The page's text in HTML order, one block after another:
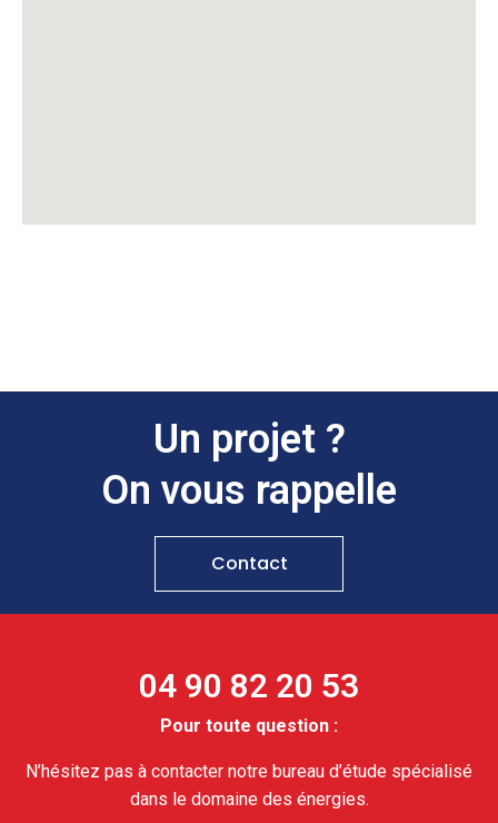
Un projet ?
On vous rappelle
Contact
04 90 82 20 53
Pour toute question :
N’hésitez pas à contacter notre bureau d’étude spécialisé
dans le domaine des énergies.